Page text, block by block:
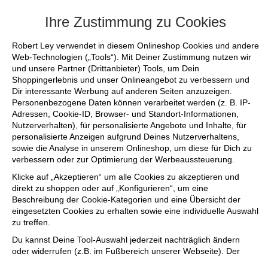
Ihre Zustimmung zu Cookies
Robert Ley verwendet in diesem Onlineshop Cookies und andere
Web-Technologien („Tools“). Mit Deiner Zustimmung nutzen wir
und unsere Partner (Drittanbieter) Tools, um Dein
Shoppingerlebnis und unser Onlineangebot zu verbessern und
Dir interessante Werbung auf anderen Seiten anzuzeigen.
Personenbezogene Daten können verarbeitet werden (z. B. IP-
Adressen, Cookie-ID, Browser- und Standort-Informationen,
Nutzerverhalten), für personalisierte Angebote und Inhalte, für
personalisierte Anzeigen aufgrund Deines Nutzerverhaltens,
sowie die Analyse in unserem Onlineshop, um diese für Dich zu
verbessern oder zur Optimierung der Werbeaussteuerung.
Klicke auf „Akzeptieren“ um alle Cookies zu akzeptieren und
direkt zu shoppen oder auf „Konfigurieren“, um eine
Beschreibung der Cookie-Kategorien und eine Übersicht der
eingesetzten Cookies zu erhalten sowie eine individuelle Auswahl
zu treffen.
Du kannst Deine Tool-Auswahl jederzeit nachträglich ändern
oder widerrufen (z.B. im Fußbereich unserer Webseite). Der